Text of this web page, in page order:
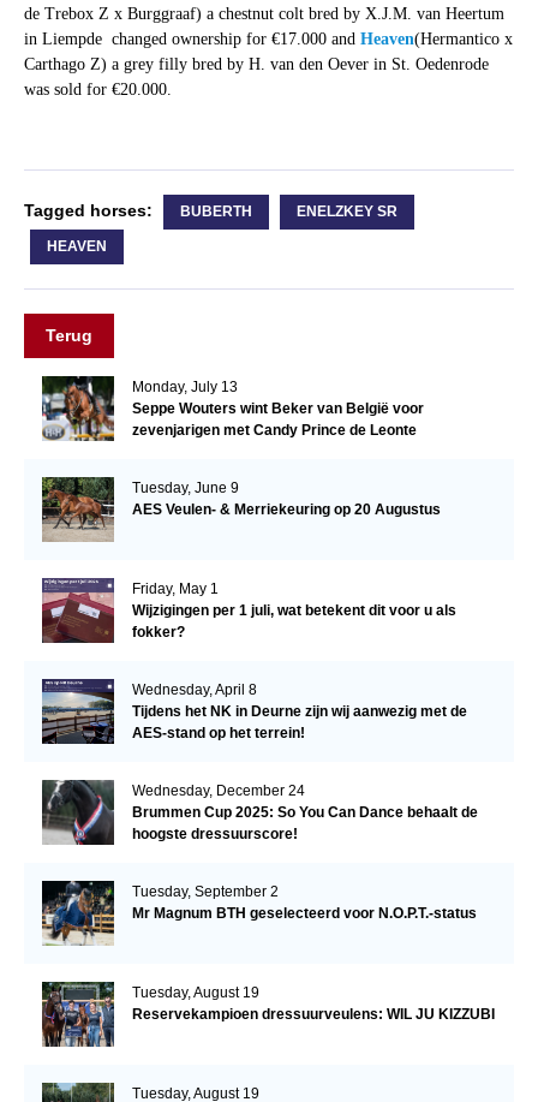
de Trebox Z x Burggraaf) a chestnut colt bred by X.J.M. van Heertum
in Liempde changed ownership for €17.000 and Heaven(Hermantico x
Carthago Z) a grey filly bred by H. van den Oever in St. Oedenrode
was sold for €20.000.
Tagged horses: BUBERTH ENELZKEY SR
HEAVEN
Terug
Monday, July 13
Seppe Wouters wint Beker van België voor
zevenjarigen met Candy Prince de Leonte
Tuesday, June 9
AES Veulen- & Merriekeuring op 20 Augustus
Friday, May 1
Wijzigingen per 1 juli, wat betekent dit voor u als
fokker?
Wednesday, April 8
Tijdens het NK in Deurne zijn wij aanwezig met de
AES-stand op het terrein!
Wednesday, December 24
Brummen Cup 2025: So You Can Dance behaalt de
hoogste dressuurscore!
Tuesday, September 2
Mr Magnum BTH geselecteerd voor N.O.P.T.-status
Tuesday, August 19
Reservekampioen dressuurveulens: WIL JU KIZZUBI
Tuesday, August 19